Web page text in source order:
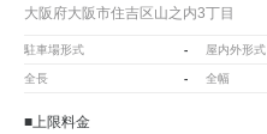
大阪府大阪市住吉区山之内3丁目
駐車場形式 - 屋内外形式
全長 - 全幅
■上限料金